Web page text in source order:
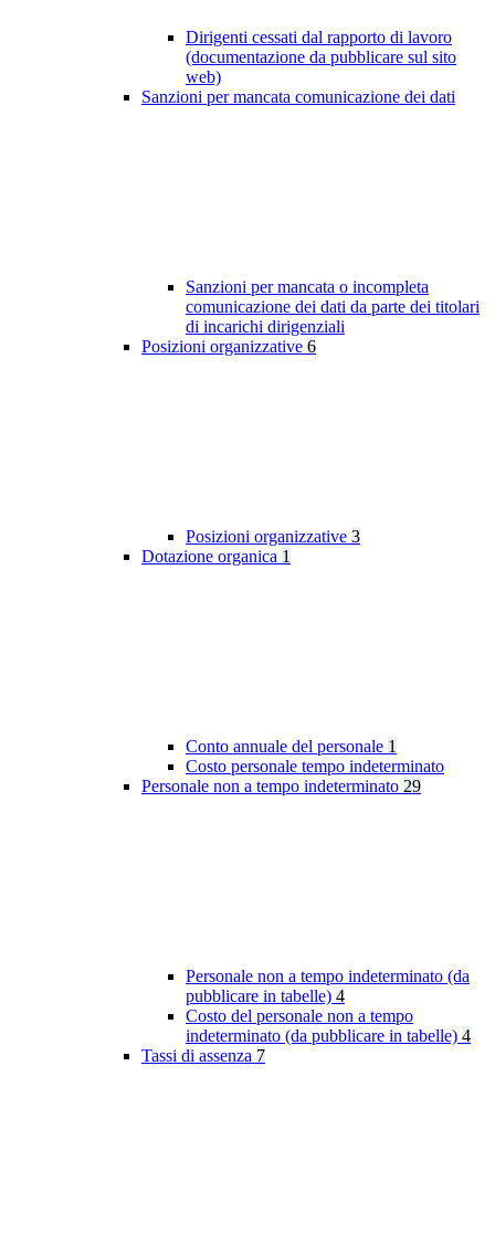
Dirigenti cessati dal rapporto di lavoro
(documentazione da pubblicare sul sito
web)
Sanzioni per mancata comunicazione dei dati
Sanzioni per mancata o incompleta
comunicazione dei dati da parte dei titolari
di incarichi dirigenziali
Posizioni organizzative 6
Posizioni organizzative 3
Dotazione organica 1
Conto annuale del personale 1
Costo personale tempo indeterminato
Personale non a tempo indeterminato 29
Personale non a tempo indeterminato (da
pubblicare in tabelle) 4
Costo del personale non a tempo
indeterminato (da pubblicare in tabelle) 4
Tassi di assenza 7